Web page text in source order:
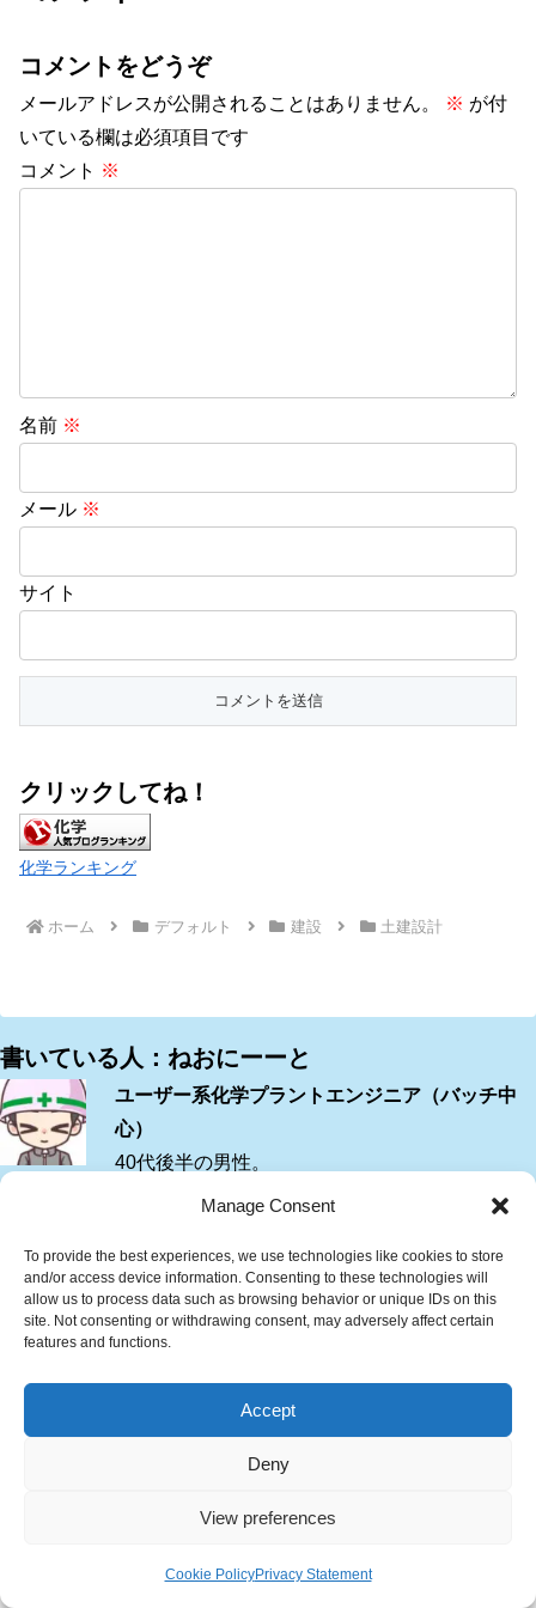
Manage Consent
To provide the best experiences, we use technologies like cookies to store
and/or access device information. Consenting to these technologies will
allow us to process data such as browsing behavior or unique IDs on this
site. Not consenting or withdrawing consent, may adversely affect certain
features and functions.
Accept
Deny
View preferences
Cookie PolicyPrivacy Statement
コメントをどうぞ
メールアドレスが公開されることはありません。 ※ が付
いている欄は必須項目です
コメント ※
名前 ※
メール ※
サイト
クリックしてね！
化学ランキング
ホーム デフォルト 建設 土建設計
書いている人：ねおにーーと
ユーザー系化学プラントエンジニア（バッチ中
心）
40代後半の男性。
年。製造や生産企画の経験もあります。
私が入社したときは教育という概念が少なく、自主学習が中心
を抱きました。自分がこれまで学んだことを中心に言語化して
お問い合わせ
※当ブログでは商品・サービスのリンク先にプロモーションを